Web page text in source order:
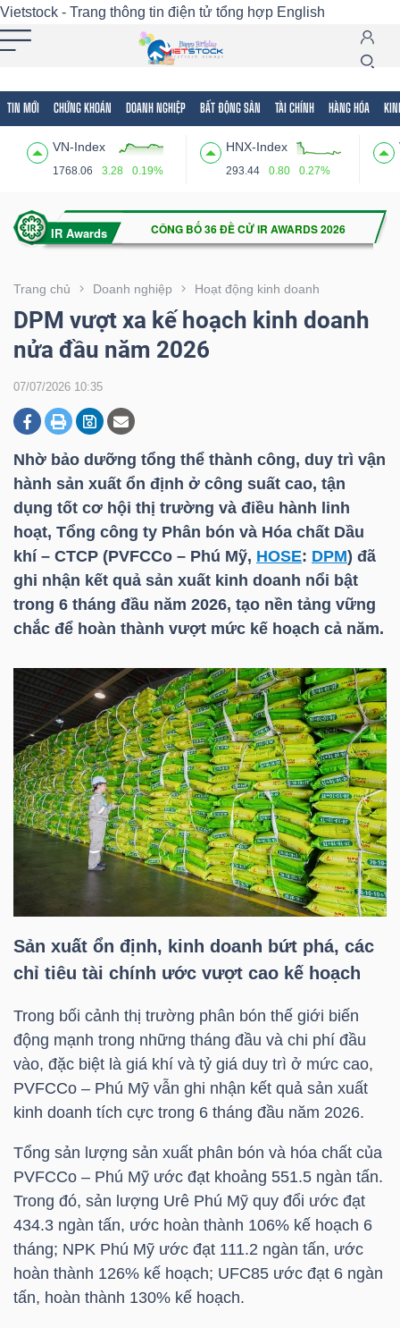
Vietstock - Trang thông tin điện tử tổng hợp English
TIN MỚI CHỨNG KHOÁN DOANH NGHIỆP BẤT ĐỘNG SẢN TÀI CHÍNH HÀNG HÓA
VN-Index
1768.06 3.28 0.19%
HNX-Index
293.44 0.80 0.27%
Trang chủ Doanh nghiệp Hoạt động kinh doanh
DPM vượt xa kế hoạch kinh doanh
nửa đầu năm 2026
07/07/2026 10:35
Nhờ bảo dưỡng tổng thể thành công, duy trì vận
hành sản xuất ổn định ở công suất cao, tận
dụng tốt cơ hội thị trường và điều hành linh
hoạt, Tổng công ty Phân bón và Hóa chất Dầu
khí – CTCP (PVFCCo – Phú Mỹ, HOSE: DPM) đã
ghi nhận kết quả sản xuất kinh doanh nổi bật
trong 6 tháng đầu năm 2026, tạo nền tảng vững
chắc để hoàn thành vượt mức kế hoạch cả năm.
Sản xuất ổn định, kinh doanh bứt phá, các
chỉ tiêu tài chính ước vượt cao kế hoạch
Trong bối cảnh thị trường phân bón thế giới biến
động mạnh trong những tháng đầu và chi phí đầu
vào, đặc biệt là giá khí và tỷ giá duy trì ở mức cao,
PVFCCo – Phú Mỹ vẫn ghi nhận kết quả sản xuất
kinh doanh tích cực trong 6 tháng đầu năm 2026.
Tổng sản lượng sản xuất phân bón và hóa chất của
PVFCCo – Phú Mỹ ước đạt khoảng 551.5 ngàn tấn.
Trong đó, sản lượng Urê Phú Mỹ quy đổi ước đạt
434.3 ngàn tấn, ước hoàn thành 106% kế hoạch 6
tháng; NPK Phú Mỹ ước đạt 111.2 ngàn tấn, ước
hoàn thành 126% kế hoạch; UFC85 ước đạt 6 ngàn
tấn, hoàn thành 130% kế hoạch.
Tất cả Tính năng Ngành Mã chứng khoán
Tính
(-)
VIETSTOCK
CHỨNG
DOANH
NGHIỆP
SẢN
TÀI
CHÍNH
HÀNG
HÓA
KINH
TẾ
THẾ
GIỚI
DƯƠNG
TÀI
CHÍNH
CÁ